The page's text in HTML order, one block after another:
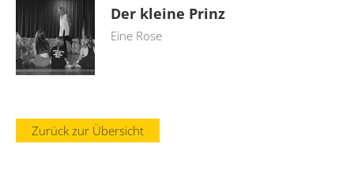
Der kleine Prinz
Eine Rose
Zurück zur Übersicht